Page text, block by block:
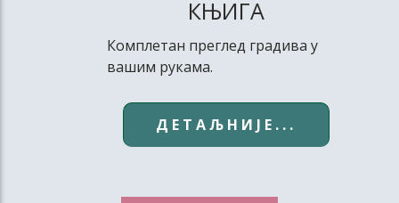
КЊИГА
Комплетан преглед градива у
вашим рукама.
ДЕТАЉНИЈЕ...